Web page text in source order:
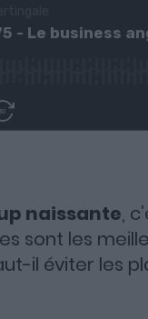
naissante,
sont les
il éviter les